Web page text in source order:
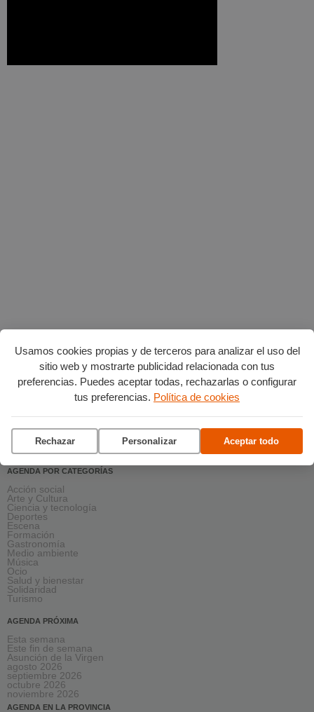
Usamos cookies propias y de terceros para analizar el uso del
sitio web y mostrarte publicidad relacionada con tus
preferencias. Puedes aceptar todas, rechazarlas o configurar
tus preferencias. Política de cookies
Rechazar Personalizar Aceptar todo
AGENDA POR CATEGORÍAS
Acción social
Arte y Cultura
Ciencia y tecnología
Deportes
Escena
Formación
Gastronomía
Medio ambiente
Música
Ocio
Salud y bienestar
Solidaridad
Turismo
AGENDA PRÓXIMA
Esta semana
Este fin de semana
Asunción de la Virgen
agosto 2026
septiembre 2026
octubre 2026
noviembre 2026
AGENDA EN LA PROVINCIA